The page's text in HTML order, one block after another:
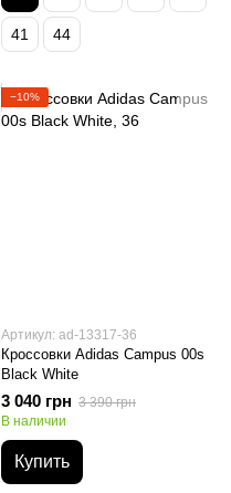
41 44
−10%
Артикул: ad-13317-36
Кроссовки Adidas Campus 00s
Black White
3 040 грн 3 390 грн
В наличии
Купить